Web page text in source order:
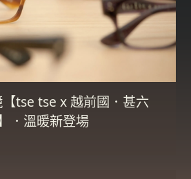
tse tse x 越前國．甚六
．溫暖新登場